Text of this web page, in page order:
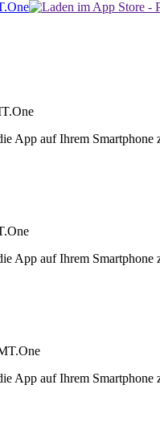
App auf Ihrem Smartphone
App auf Ihrem Smartphone
App auf Ihrem Smartphone